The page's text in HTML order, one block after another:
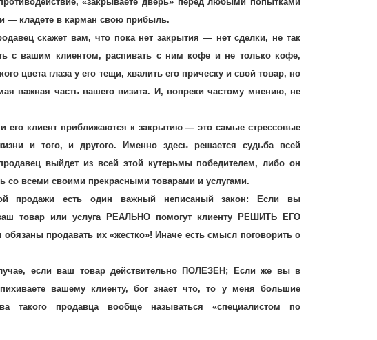
— кладете в карман свою прибыль.
скажет вам, что пока нет закрытия — нет сделки, не так
с вашим клиентом, распивать с ним кофе и не только кофе,
цвета глаза у его тещи, хвалить его прическу и свой товар, но
важная часть вашего визита. И, вопреки частому мнению, не
и его клиент приближаются к закрытию — это самые стрессовые
и того, и другого. Именно здесь решается судьба всей
выйдет из всей этой кутерьмы победителем, либо он
со всеми своими прекрасными товарами и услугами.
продажи есть один важный неписаный закон: Если вы
товар или услуга РЕАЛЬНО помогут клиенту РЕШИТЬ ЕГО
продавать их «жестко»! Иначе есть смысл поговорить о
если ваш товар действительно ПОЛЕЗЕН; Если же вы в
вашему клиенту, бог знает что, то у меня большие
такого продавца вообще называться «специалистом по